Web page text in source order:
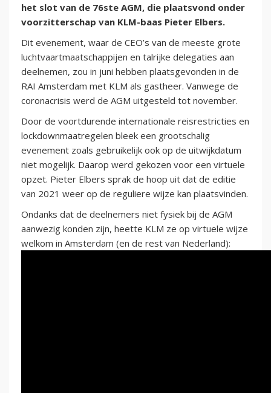
het slot van de 76ste AGM, die plaatsvond onder
voorzitterschap van KLM-baas Pieter Elbers.
Dit evenement, waar de CEO’s van de meeste grote
luchtvaartmaatschappijen en talrijke delegaties aan
deelnemen, zou in juni hebben plaatsgevonden in de
RAI Amsterdam met KLM als gastheer. Vanwege de
coronacrisis werd de AGM uitgesteld tot november.
Door de voortdurende internationale reisrestricties en
lockdownmaatregelen bleek een grootschalig
evenement zoals gebruikelijk ook op de uitwijkdatum
niet mogelijk. Daarop werd gekozen voor een virtuele
opzet. Pieter Elbers sprak de hoop uit dat de editie
van 2021 weer op de reguliere wijze kan plaatsvinden.
Ondanks dat de deelnemers niet fysiek bij de AGM
aanwezig konden zijn, heette KLM ze op virtuele wijze
welkom in Amsterdam (en de rest van Nederland):